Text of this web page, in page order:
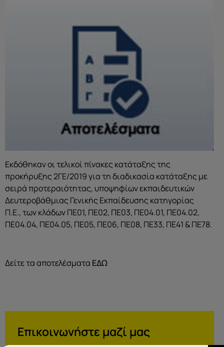
Εκδόθηκαν οι τελικοί πίνακες κατάταξης της
προκήρυξης 2ΓΕ/2019 για τη διαδικασία κατάταξης με
σειρά προτεραιότητας, υποψηφίων εκπαιδευτικών
Δευτεροβάθμιας Γενικής Εκπαίδευσης κατηγορίας
Π.Ε., των κλάδων ΠΕ01, ΠΕ02, ΠΕ03, ΠΕ04.01, ΠΕ04.02,
ΠΕ04.04, ΠΕ04.05, ΠΕ05, ΠΕ06, ΠΕ08, ΠΕ33, ΠΕ41 & ΠΕ78.
Δείτε τα αποτελέσματα ΕΔΩ
Επικοινωνήστε μαζί μας